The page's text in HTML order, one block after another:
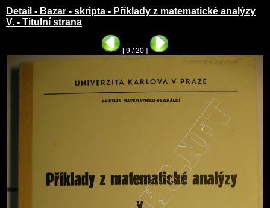
Detail - Bazar - skripta - Příklady z matematické analýzy
V. - Titulní strana
[ 9 / 20 ]